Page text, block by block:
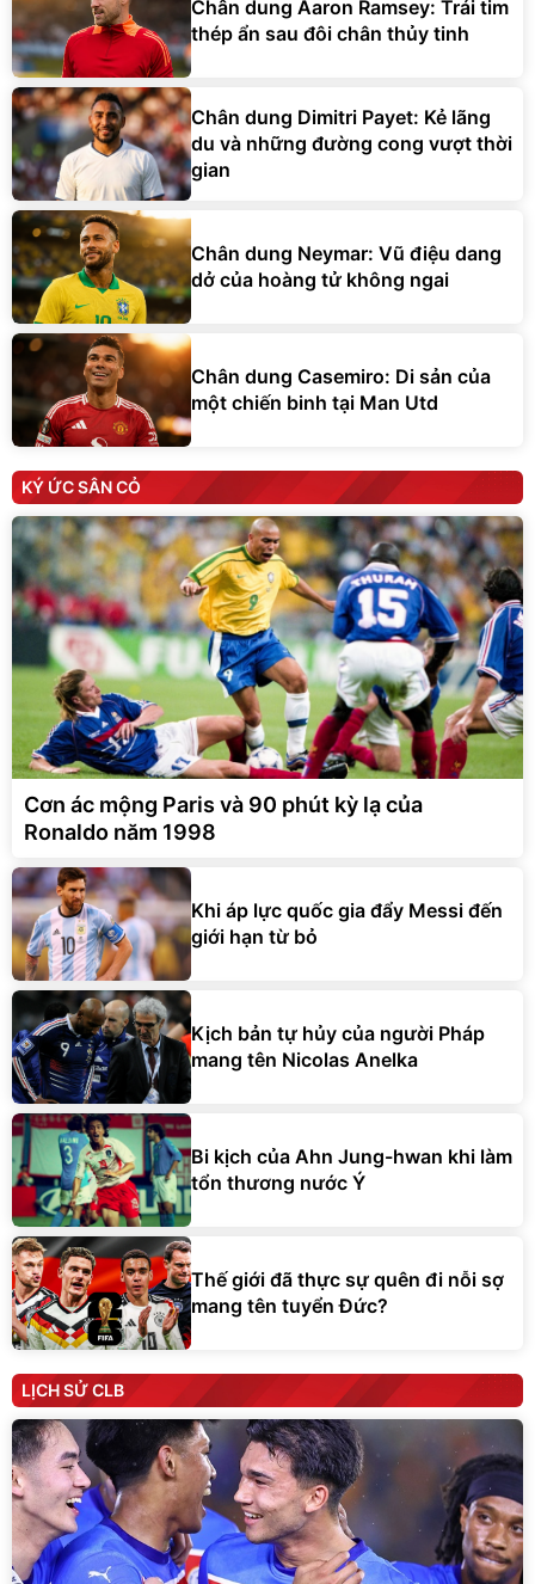
Chân dung Aaron Ramsey: Trái tim
thép ẩn sau đôi chân thủy tinh
Chân dung Dimitri Payet: Kẻ lãng
du và những đường cong vượt thời
gian
Chân dung Neymar: Vũ điệu dang
dở của hoàng tử không ngai
Chân dung Casemiro: Di sản của
một chiến binh tại Man Utd
KÝ ỨC SÂN CỎ
Cơn ác mộng Paris và 90 phút kỳ lạ của
Ronaldo năm 1998
Khi áp lực quốc gia đẩy Messi đến
giới hạn từ bỏ
Kịch bản tự hủy của người Pháp
mang tên Nicolas Anelka
Bi kịch của Ahn Jung-hwan khi làm
tổn thương nước Ý
Thế giới đã thực sự quên đi nỗi sợ
mang tên tuyển Đức?
LỊCH SỬ CLB